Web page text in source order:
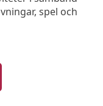
spel och